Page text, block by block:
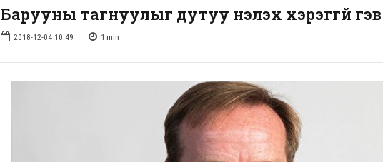
Барууны тагнуулыг дутуу үнэлэх хэрэггүй гэв
2018-12-04 10:49 1 min